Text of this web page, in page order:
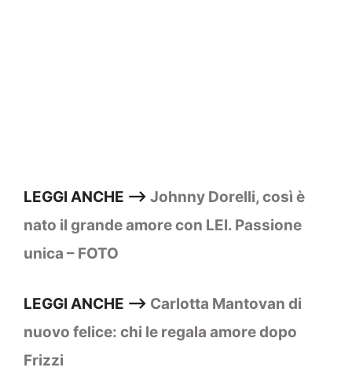
LEGGI ANCHE –> Johnny Dorelli, così è
nato il grande amore con LEI. Passione
unica – FOTO
LEGGI ANCHE –> Carlotta Mantovan di
nuovo felice: chi le regala amore dopo
Frizzi